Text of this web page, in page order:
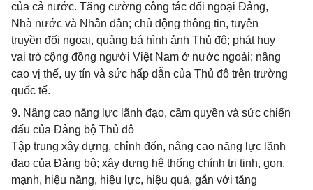
của cả nước. Tăng cường công tác đối ngoại Đảng,
Nhà nước và Nhân dân; chủ động thông tin, tuyên
truyền đối ngoại, quảng bá hình ảnh Thủ đô; phát huy
vai trò cộng đồng người Việt Nam ở nước ngoài; nâng
cao vị thế, uy tín và sức hấp dẫn của Thủ đô trên trường
quốc tế.
9. Nâng cao năng lực lãnh đạo, cầm quyền và sức chiến
đấu của Đảng bộ Thủ đô
Tập trung xây dựng, chỉnh đốn, nâng cao năng lực lãnh
đạo của Đảng bộ; xây dựng hệ thống chính trị tinh, gọn,
mạnh, hiệu năng, hiệu lực, hiệu quả, gắn với tăng